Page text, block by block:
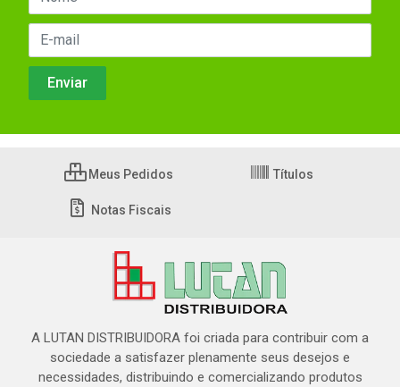
Meus Pedidos Títulos
Notas Fiscais
A LUTAN DISTRIBUIDORA foi criada para contribuir com a
sociedade a satisfazer plenamente seus desejos e
necessidades, distribuindo e comercializando produtos